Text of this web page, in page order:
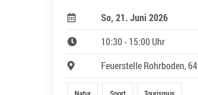
So, 21. Juni 2026
10:30 - 15:00 Uhr
Feuerstelle Rohrboden,